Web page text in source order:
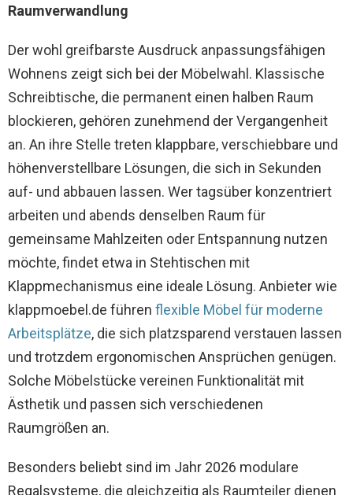
Raumverwandlung
Der wohl greifbarste Ausdruck anpassungsfähigen
Wohnens zeigt sich bei der Möbelwahl. Klassische
Schreibtische, die permanent einen halben Raum
blockieren, gehören zunehmend der Vergangenheit
an. An ihre Stelle treten klappbare, verschiebbare und
höhenverstellbare Lösungen, die sich in Sekunden
auf- und abbauen lassen. Wer tagsüber konzentriert
arbeiten und abends denselben Raum für
gemeinsame Mahlzeiten oder Entspannung nutzen
möchte, findet etwa in Stehtischen mit
Klappmechanismus eine ideale Lösung. Anbieter wie
klappmoebel.de führen flexible Möbel für moderne
Arbeitsplätze, die sich platzsparend verstauen lassen
und trotzdem ergonomischen Ansprüchen genügen.
Solche Möbelstücke vereinen Funktionalität mit
Ästhetik und passen sich verschiedenen
Raumgrößen an.
Besonders beliebt sind im Jahr 2026 modulare
Regalsysteme, die gleichzeitig als Raumteiler dienen